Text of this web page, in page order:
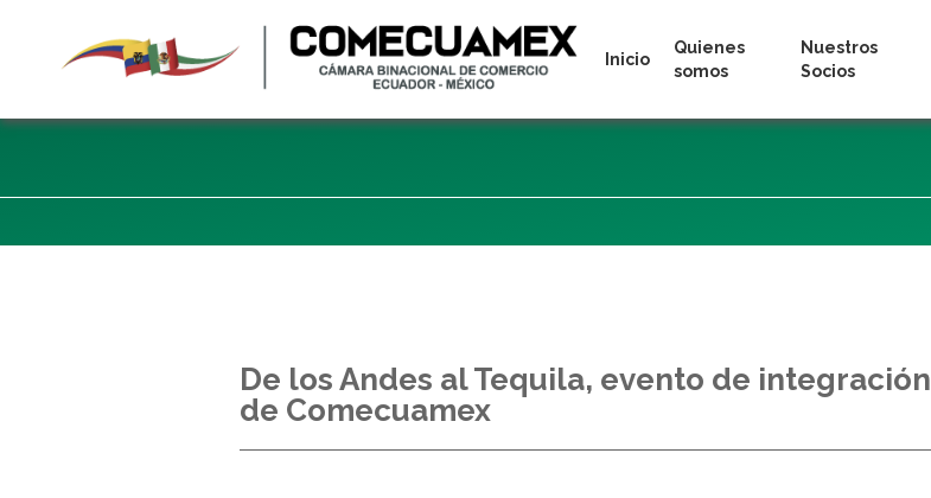
Inicio
Quienes
somos
Nuestros
Socios
De los Andes al Tequila, evento de integración
de Comecuamex